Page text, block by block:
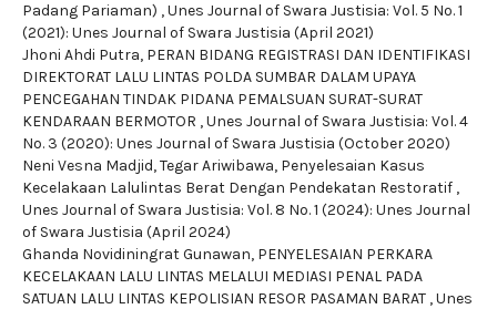
Padang Pariaman) ,Unes Journal of Swara Justisia: Vol. 5 No. 1
(2021): Unes Journal of Swara Justisia (April 2021)
Jhoni Ahdi Putra, PERAN BIDANG REGISTRASI DAN IDENTIFIKASI
DIREKTORAT LALU LINTAS POLDA SUMBAR DALAM UPAYA
PENCEGAHAN TINDAK PIDANA PEMALSUAN SURAT-SURAT
KENDARAAN BERMOTOR ,Unes Journal of Swara Justisia: Vol. 4
No. 3 (2020): Unes Journal of Swara Justisia (October 2020)
Neni Vesna Madjid, Tegar Ariwibawa, Penyelesaian Kasus
Kecelakaan Lalulintas Berat Dengan Pendekatan Restoratif ,
Unes Journal of Swara Justisia: Vol. 8 No. 1 (2024): Unes Journal
of Swara Justisia (April 2024)
Ghanda Novidiningrat Gunawan, PENYELESAIAN PERKARA
KECELAKAAN LALU LINTAS MELALUI MEDIASI PENAL PADA
SATUAN LALU LINTAS KEPOLISIAN RESOR PASAMAN BARAT ,Unes